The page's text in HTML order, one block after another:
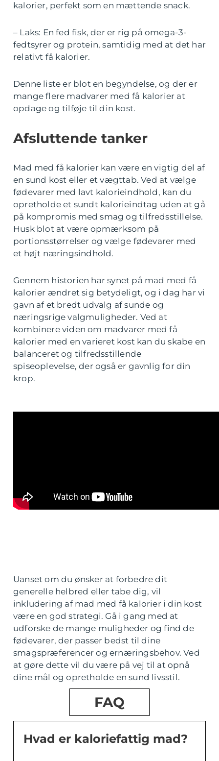
kalorier, perfekt som en mættende snack.
– Laks: En fed fisk, der er rig på omega-3-
fedtsyrer og protein, samtidig med at det har
relativt få kalorier.
Denne liste er blot en begyndelse, og der er
mange flere madvarer med få kalorier at
opdage og tilføje til din kost.
Afsluttende tanker
Mad med få kalorier kan være en vigtig del af
en sund kost eller et vægttab. Ved at vælge
fødevarer med lavt kalorieindhold, kan du
opretholde et sundt kalorieindtag uden at gå
på kompromis med smag og tilfredsstillelse.
Husk blot at være opmærksom på
portionsstørrelser og vælge fødevarer med
et højt næringsindhold.
Gennem historien har synet på mad med få
kalorier ændret sig betydeligt, og i dag har vi
gavn af et bredt udvalg af sunde og
næringsrige valgmuligheder. Ved at
kombinere viden om madvarer med få
kalorier med en varieret kost kan du skabe en
balanceret og tilfredsstillende
spiseoplevelse, der også er gavnlig for din
krop.
Uanset om du ønsker at forbedre dit
generelle helbred eller tabe dig, vil
inkludering af mad med få kalorier i din kost
være en god strategi. Gå i gang med at
udforske de mange muligheder og find de
fødevarer, der passer bedst til dine
smagspræferencer og ernæringsbehov. Ved
at gøre dette vil du være på vej til at opnå
dine mål og opretholde en sund livsstil.
FAQ
Hvad er kaloriefattig mad?